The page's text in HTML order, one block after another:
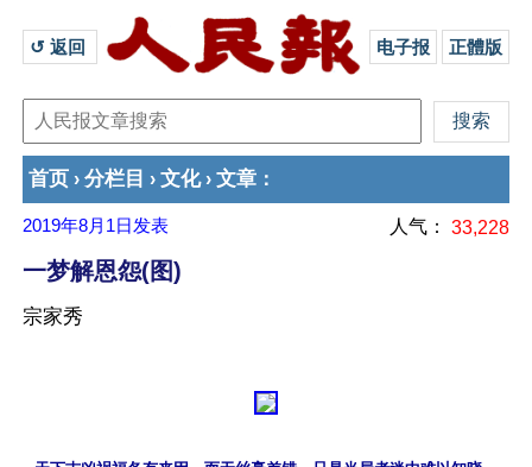
↺ 返回 电子报 正體版
首页 › 分栏目 › 文化› 文章 ：
2019年8月1日 发表 人气： 33,228
一梦解恩怨(图)
宗家秀